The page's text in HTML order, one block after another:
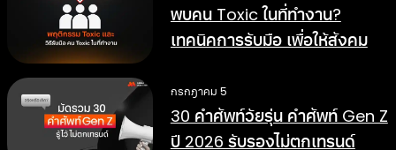
พบคน Toxic ในที่ทำงาน?
เทคนิคการรับมือ เพื่อให้สังคม
กรกฎาคม 5
30 คำศัพท์วัยรุ่น คำศัพท์ Gen Z
ปี 2026 รับรองไม่ตกเทรนด์